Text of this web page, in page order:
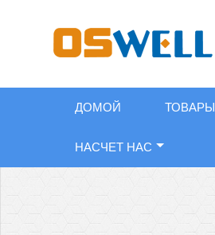
ДОМОЙ ТОВАРЫ
НАСЧЕТ НАС